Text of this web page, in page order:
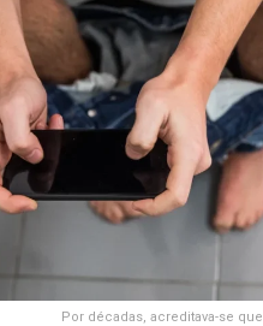
Por décadas, acreditava-se